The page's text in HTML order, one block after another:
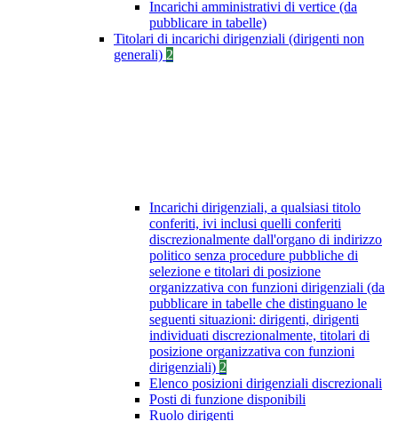
Incarichi amministrativi di vertice (da
pubblicare in tabelle)
Titolari di incarichi dirigenziali (dirigenti non
generali) 2
Incarichi dirigenziali, a qualsiasi titolo
conferiti, ivi inclusi quelli conferiti
discrezionalmente dall'organo di indirizzo
politico senza procedure pubbliche di
selezione e titolari di posizione
organizzativa con funzioni dirigenziali (da
pubblicare in tabelle che distinguano le
seguenti situazioni: dirigenti, dirigenti
individuati discrezionalmente, titolari di
posizione organizzativa con funzioni
dirigenziali) 2
Elenco posizioni dirigenziali discrezionali
Posti di funzione disponibili
Ruolo dirigenti